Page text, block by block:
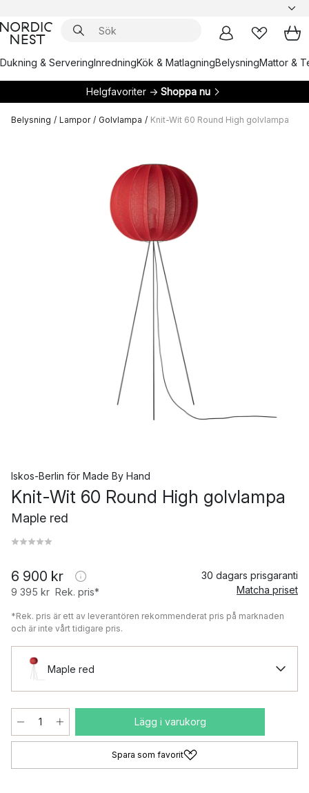
Dukning & ServeringInredningKök & MatlagningBelysningMattor &
Helgfavoriter → Shoppa nu
Belysning / Lampor / Golvlampa / Knit-Wit 60 Round High golvlampa
Iskos-Berlin för Made By Hand
Knit-Wit 60 Round High golvlampa
Maple red
6 900 kr
9 395 kr Rek. pris*
30 dagars prisgaranti
Matcha priset
*Rek. pris är ett av leverantören rekommenderat pris på marknaden
och är inte vårt tidigare pris.
Maple red
Lägg i varukorg
Spara som favorit